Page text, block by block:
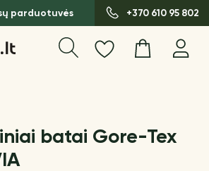
parduotuvės +370 610 95 802
batai Gore-Tex